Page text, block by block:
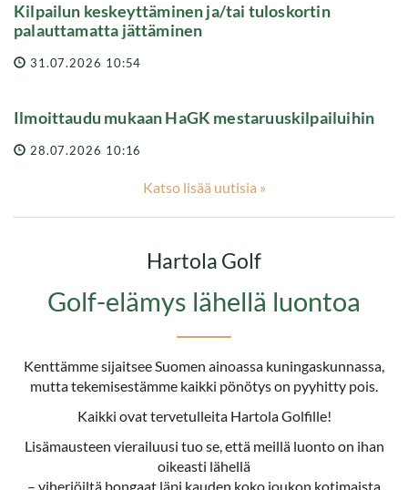
Kilpailun keskeyttäminen ja/tai tuloskortin
palauttamatta jättäminen
31.07.2026 10:54
Ilmoittaudu mukaan HaGK mestaruuskilpailuihin
28.07.2026 10:16
Katso lisää uutisia »
Hartola Golf
Golf-elämys lähellä luontoa
Kenttämme sijaitsee Suomen ainoassa kuningaskunnassa,
mutta tekemisestämme kaikki pönötys on pyyhitty pois.
Kaikki ovat tervetulleita Hartola Golfille!
Lisämausteen vierailuusi tuo se, että meillä luonto on ihan
oikeasti lähellä
– viheriöiltä bongaat läpi kauden koko joukon kotimaista